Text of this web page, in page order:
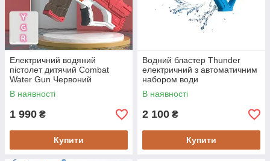
Електричний водяний
пістолет дитячий Combat
Water Gun Червоний
В наявності
1 990 ₴
Купити
Водний бластер Thunder
електричний з автоматичним
набором води
акумуляторний Синій
В наявності
2 100 ₴
Купити